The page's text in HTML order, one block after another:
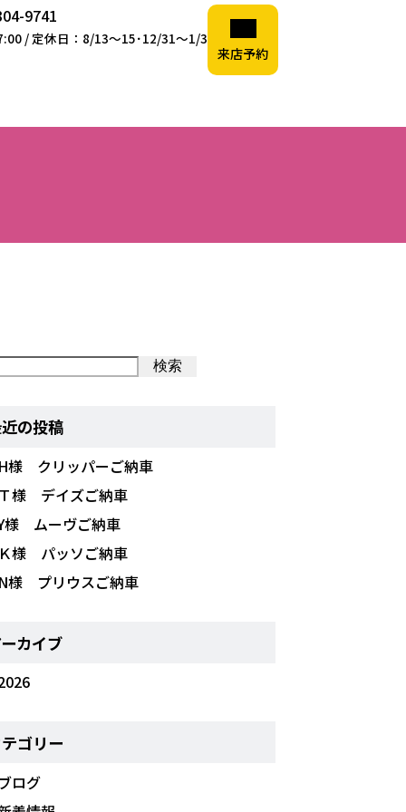
9741
/ 定休日：8/13～15･12/31～1/3
来店予約
検索
の投稿
様 クリッパーご納車
様 デイズご納車
様 ムーヴご納車
様 パッソご納車
様 プリウスご納車
カイブ
ゴリー
ログ